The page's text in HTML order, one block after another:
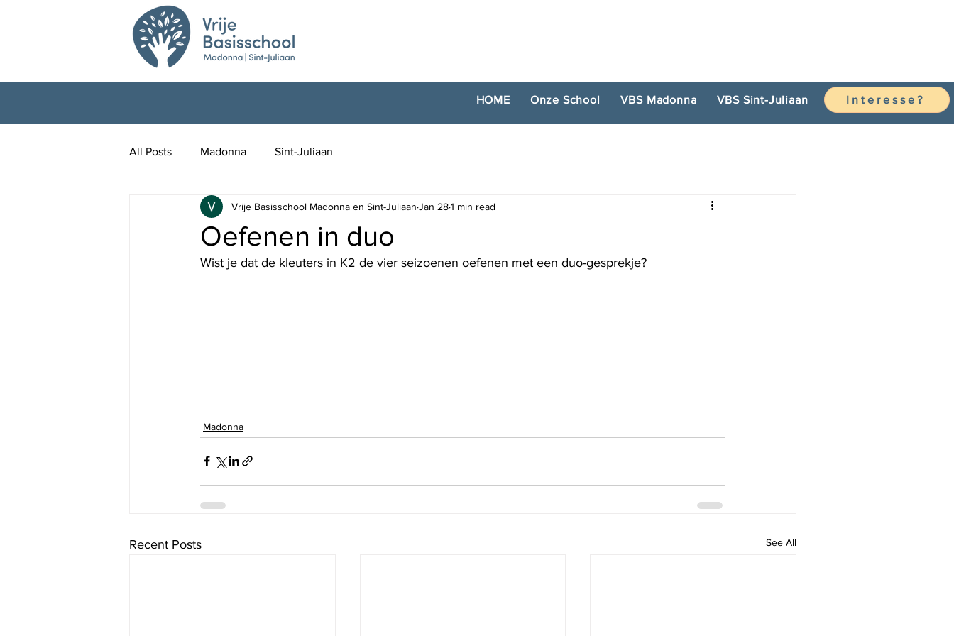
HOME Onze School VBS Madonna VBS Sint-Juliaan Interesse?
All Posts Madonna Sint-Juliaan
Oefenen in duo
Vrije Basisschool Madonna en Sint-Juliaan Jan 281 min read
Wist je dat de kleuters in K2 de vier seizoenen oefenen met een duo-gesprekje?
Madonna
Recent Posts See All